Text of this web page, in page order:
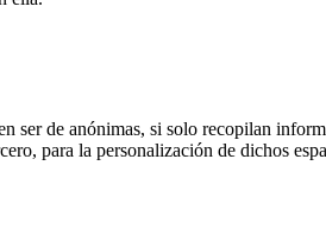
ser de anónimas, si solo recopilan
para la personalización de dichos